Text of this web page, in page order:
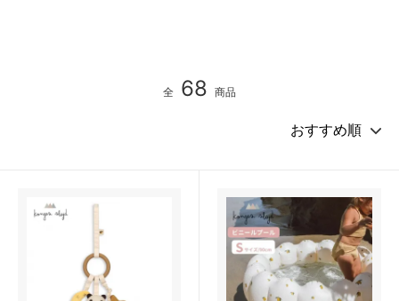
全 68 商品